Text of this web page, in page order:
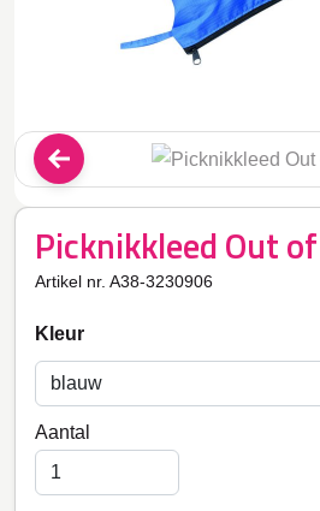
Picknikkleed Out
Artikel nr. A38-3230906
Kleur
Aantal